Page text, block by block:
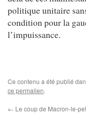
politique unitaire
condition pour la
l’impuissance.
Ce contenu a été publié
ce permalien.
← Le coup de Macron-le-